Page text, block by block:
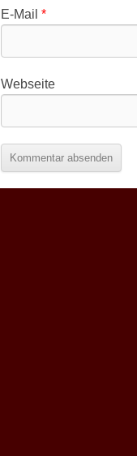
E-Mail *
Webseite